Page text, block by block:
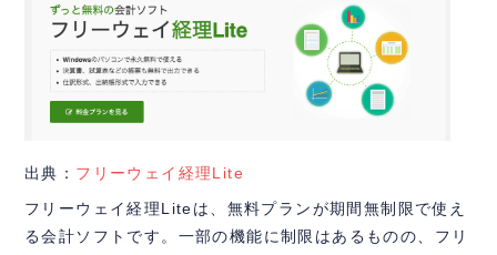
出典： フリーウェイ経理Lite
フリーウェイ経理Liteは、無料プランが期間無制限で使え
る会計ソフトです。一部の機能に制限はあるものの、フリ